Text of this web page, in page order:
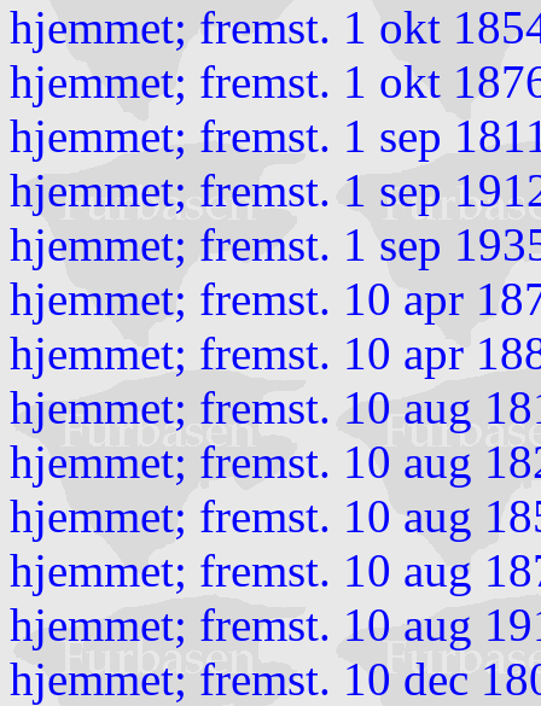
hjemmet; fremst. 1 okt
hjemmet; fremst. 1 okt
hjemmet; fremst. 1 sep
hjemmet; fremst. 1 sep
hjemmet; fremst. 1 sep
hjemmet; fremst. 10 apr
hjemmet; fremst. 10 apr
hjemmet; fremst. 10 aug
hjemmet; fremst. 10 aug
hjemmet; fremst. 10 aug
hjemmet; fremst. 10 aug
hjemmet; fremst. 10 aug
hjemmet; fremst. 10 dec